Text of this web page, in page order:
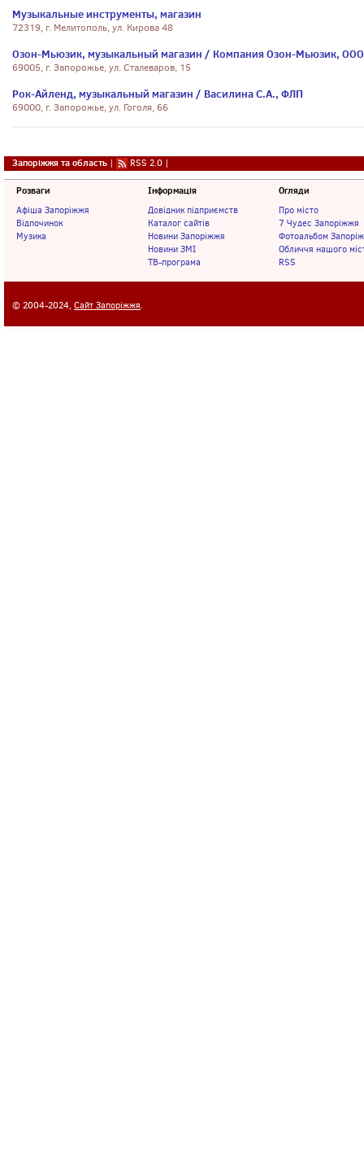
Музыкальные инструменты, магазин
72319, г. Мелитополь, ул. Кирова 48
Озон-Мьюзик, музыкальный магазин / Компания Озон-Мьюзик, ООО
69005, г. Запорожье, ул. Сталеваров, 15
Рок-Айленд, музыкальный магазин / Василина С.А., ФЛП
69000, г. Запорожье, ул. Гоголя, 66
Запоріжжя та область | RSS 2.0 |
Розваги
Афіша Запоріжжя
Відпочинок
Музика
Інформація
Довідник підприємств
Каталог сайтів
Новини Запоріжжя
Новини ЗМІ
ТВ-програма
Огляди
Про місто
7 Чудес Запоріжжя
Фотоальбом
Обличчя нашого
RSS
© 2004-2024, Сайт Запоріжжя.